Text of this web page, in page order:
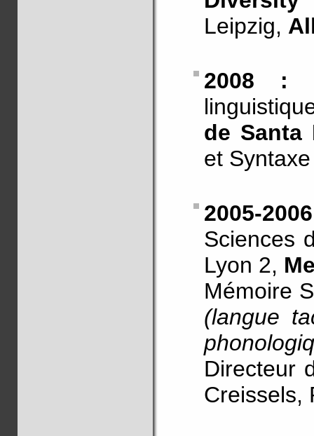
Leipzig,
2008 :
de Santa
et
2005-
Sciences
Lyon 2,
Mémoire
(langue
Directeur
Creissels,